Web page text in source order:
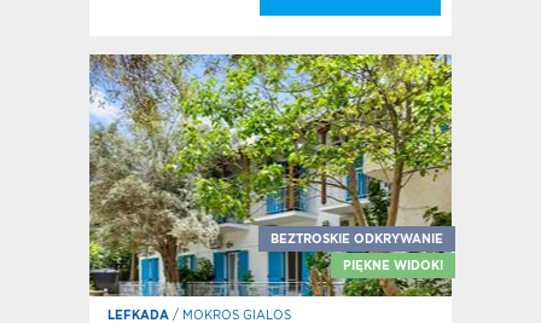
BEZTROSKIE ODKRYWANIE
PIĘKNE WIDOKI
LEFKADA / MOKROS GIALOS